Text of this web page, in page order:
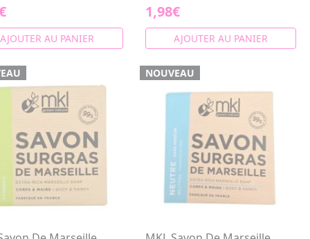
AJOUTER AU PANIER
1,98€
AJOUTER AU PANIER
NOUVEAU